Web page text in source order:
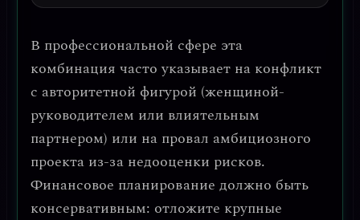
В профессиональной сфере эта
комбинация часто указывает на конфликт
с авторитетной фигурой (женщиной-
руководителем или влиятельным
партнером) или на провал амбициозного
проекта из-за недооценки рисков.
Финансовое планирование должно быть
консервативным: отложите крупные